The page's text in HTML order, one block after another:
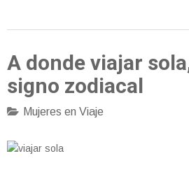
A donde viajar
signo zodiacal
Mujeres en Viaje